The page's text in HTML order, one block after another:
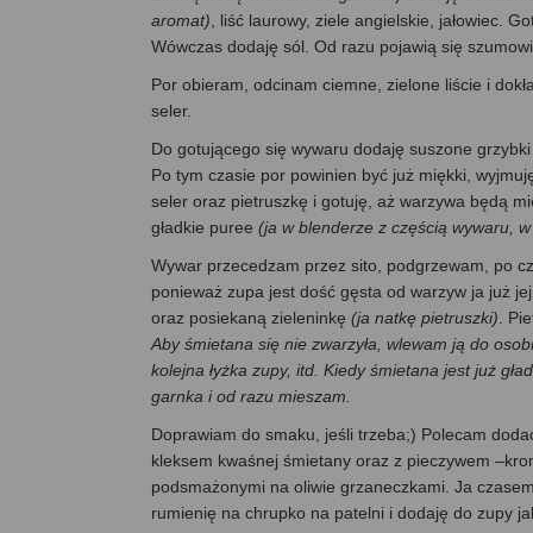
aromat) , liść laurowy, ziele angielskie, jałowiec.
Wówczas dodaję sól. Od razu pojawią się
Por obieram, odcinam ciemne, zielone liście i
seler.
Do gotującego się wywaru dodaję suszone
Po tym czasie por powinien być już miękki,
seler oraz pietruszkę i gotuję, aż warzywa będą
gładkie puree (ja w blenderze z częścią wywaru, w
Wywar przecedzam przez sito, podgrzewam, po
ponieważ zupa jest dość gęsta od warzyw ja już
oraz posiekaną zieleninkę (ja natkę pietruszki) .
Aby śmietana się nie zwarzyła, wlewam ją do
kolejna łyżka zupy, itd. Kiedy śmietana jest już
garnka i od razu mieszam.
Doprawiam do smaku, jeśli trzeba;) Polecam
kleksem kwaśnej śmietany oraz z pieczywem
podsmażonymi na oliwie grzaneczkami. Ja
rumienię na chrupko na patelni i dodaję do zupy